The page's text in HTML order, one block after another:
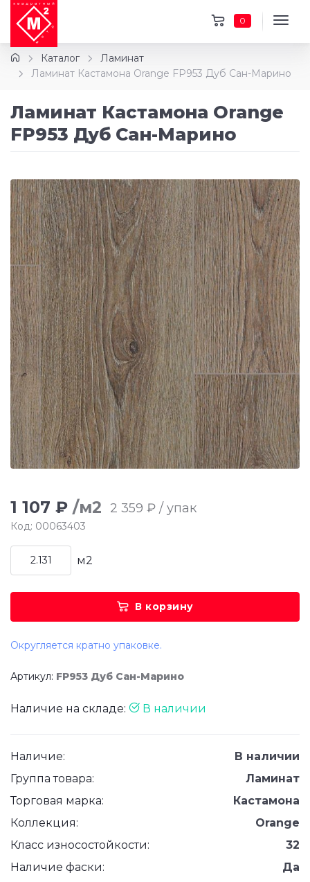
0
Каталог
Ламинат
Ламинат Кастамона Orange FP953 Дуб Сан-Марино
Ламинат Кастамона Orange
FP953 Дуб Сан-Марино
1 107 ₽ /м2 2 359 ₽ / упак
Код: 00063403
м2
В корзину
Округляется кратно упаковке.
Артикул: FP953 Дуб Сан-Марино
Наличие на складе: В наличии
Наличие:
В наличии
Группа товара:
Ламинат
Торговая марка:
Кастамона
Коллекция:
Orange
Класс износостойкости:
32
Наличие фаски:
Да